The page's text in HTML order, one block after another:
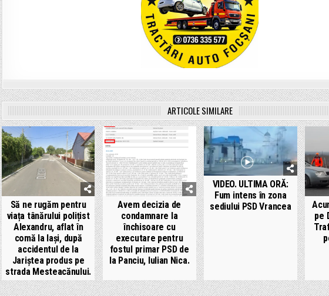
ARTICOLE SIMILARE
Să ne rugăm pentru
viața tânărului polițist
Alexandru, aflat în
comă la Iași, după
accidentul de la
Jariștea produs pe
strada Mesteacănului.
Avem decizia de
condamnare la
închisoare cu
executare pentru
fostul primar PSD de
la Panciu, Iulian Nica.
VIDEO. ULTIMA ORĂ:
Fum intens în zona
sediului PSD Vrancea
pe